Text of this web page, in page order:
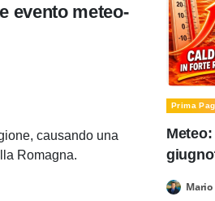
evento meteo-
causando una
Romagna.
Prima